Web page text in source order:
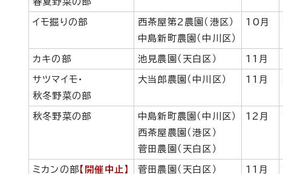
イモ掘りの部
西茶屋第2農園（港区）
中島新町農園（中川区）
10月
カキの部 池見農園（天白区） 11月
サツマイモ・
秋冬野菜の部
大当郎農園（中川区） 11月
秋冬野菜の部
中島新町農園（中川区）
西茶屋農園（港区）
菅田農園（天白区）
12月
ミカンの部 【開催中止】 菅田農園（天白区） 11月